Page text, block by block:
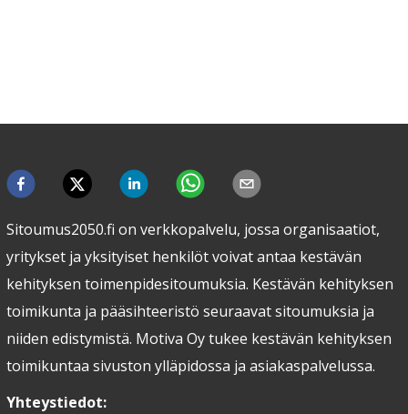
Sitoumus2050.fi on verkkopalvelu, jossa organisaatiot,
yritykset ja yksityiset henkilöt voivat antaa kestävän
kehityksen toimenpidesitoumuksia. Kestävän kehityksen
toimikunta ja pääsihteeristö seuraavat sitoumuksia ja
niiden edistymistä. Motiva Oy tukee kestävän kehityksen
toimikuntaa sivuston ylläpidossa ja asiakaspalvelussa.
Yhteystiedot: